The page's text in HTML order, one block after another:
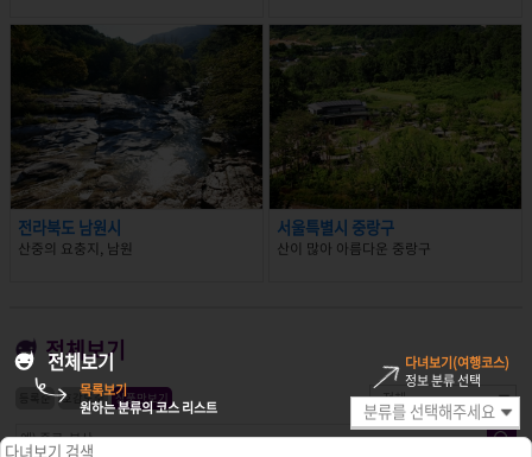
전라북도 남원시
산중의 요충지, 남원
서울특별시 중랑구
산이 많아 아름다운 중랑구
전체보기
등록순 호감도순 상품만보기
전체보기
목록보기
원하는 분류의 코스 리스트
다녀보기(여행코스)
정보 분류 선택